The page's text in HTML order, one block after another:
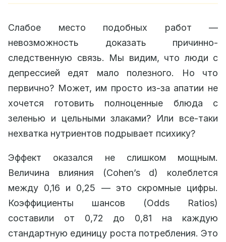
Слабое место подобных работ —
невозможность доказать причинно-
следственную связь. Мы видим, что люди с
депрессией едят мало полезного. Но что
первично? Может, им просто из-за апатии не
хочется готовить полноценные блюда с
зеленью и цельными злаками? Или все-таки
нехватка нутриентов подрывает психику?
Эффект оказался не слишком мощным.
Величина влияния (Cohen’s d) колеблется
между 0,16 и 0,25 — это скромные цифры.
Коэффициенты шансов (Odds Ratios)
составили от 0,72 до 0,81 на каждую
стандартную единицу роста потребления. Это